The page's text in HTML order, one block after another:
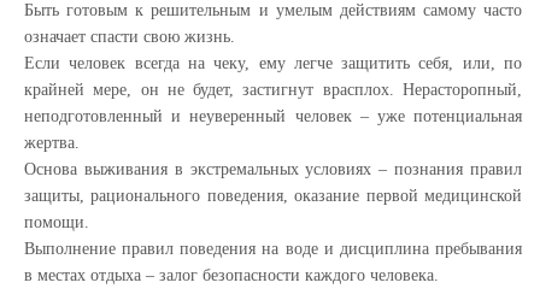
Быть готовым к решительным и умелым действиям самому часто
означает спасти свою жизнь.
Если человек всегда на чеку, ему легче защитить себя, или, по
крайней мере, он не будет, застигнут врасплох. Нерасторопный,
неподготовленный и неуверенный человек – уже потенциальная
жертва.
Основа выживания в экстремальных условиях – познания правил
защиты, рационального поведения, оказание первой медицинской
помощи.
Выполнение правил поведения на воде и дисциплина пребывания
в местах отдыха – залог безопасности каждого человека.